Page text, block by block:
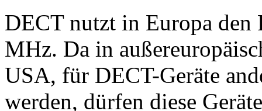
DECT nutzt in Europa den
MHz. Da in
USA, für DECT-Geräte
werden, dürfen diese